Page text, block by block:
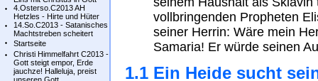
4.Osterso.C2013 AH
Hetzles - Hirte und Hüter
14.So.C2013 - Satanisches
Machtstreben scheitert
Startseite
Christi Himmelfahrt C2013 -
Gott steigt empor, Erde
jauchze! Halleluja, preist
vollbringenden Propheten
seiner Herrin: Wäre mein
Samaria! Er würde seinen
1.1 Ein Heide sucht